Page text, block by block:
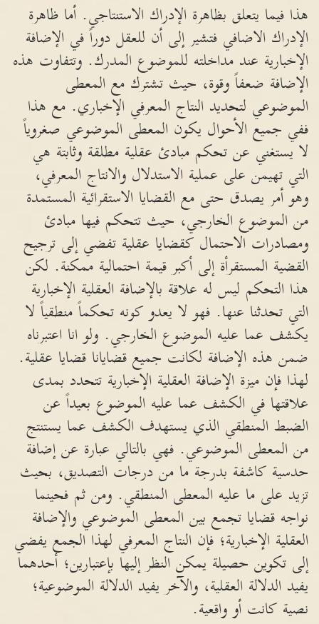
هذا فيما يتعلق بظاهرة الإدراك الاستنتاجي. أما ظاهرة
الإدراك الاضافي فتشير إلى أن للعقل دوراً في الإضافة
الإخبارية عند مداخلته للموضوع المدرك. وتتفاوت هذه
الإضافة ضعفاً وقوة، حيث تشترك مع المعطى
الموضوعي لتحديد النتاج المعرفي الإخباري. مع هذا
ففي جميع الأحوال يكون المعطى الموضوعي صغروياً
لا يستغني عن تحكم مبادئ عقلية مطلقة وثابتة هي
التي تهيمن على عملية الاستدلال والانتاج المعرفي،
وهو أمر يصدق حتى مع القضايا الاستقرائية المستمدة
من الموضوع الخارجي، حيث تتحكم فيها مبادئ
ومصادرات الاحتمال كقضايا عقلية تفضي إلى ترجيح
القضية المستقرأة إلى أكبر قيمة احتمالية ممكنة. لكن
هذا التحكم ليس له علاقة بالإضافة العقلية الإخبارية
التي تحدثنا عنها. فهو لا يعدو كونه تحكماً منطقياً لا
يكشف عما عليه الموضوع الخارجي. ولو انا اعتبرناه
ضمن هذه الإضافة لكانت جميع قضايانا قضايا عقلية.
لهذا فإن ميزة الإضافة العقلية الإخبارية تتحدد بمدى
علاقتها في الكشف عما عليه الموضوع بعيداً عن
الضبط المنطقي الذي يستهدف الكشف عما يستنتج
من المعطى الموضوعي. فهي بالتالي عبارة عن إضافة
حدسية كاشفة بدرجة ما من درجات التصديق، بحيث
تزيد على ما عليه المعطى المنطقي. ومن ثم فحينما
نواجه قضايا تجمع بين المعطى الموضوعي والإضافة
العقلية الإخبارية؛ فإن النتاج المعرفي لهذا الجمع يفضي
إلى تكوين حصيلة يمكن النظر إليها بإعتبارين؛ أحدهما
يفيد الدلالة العقلية، والآخر يفيد الدلالة الموضوعية؛
نصية كانت أو واقعية.